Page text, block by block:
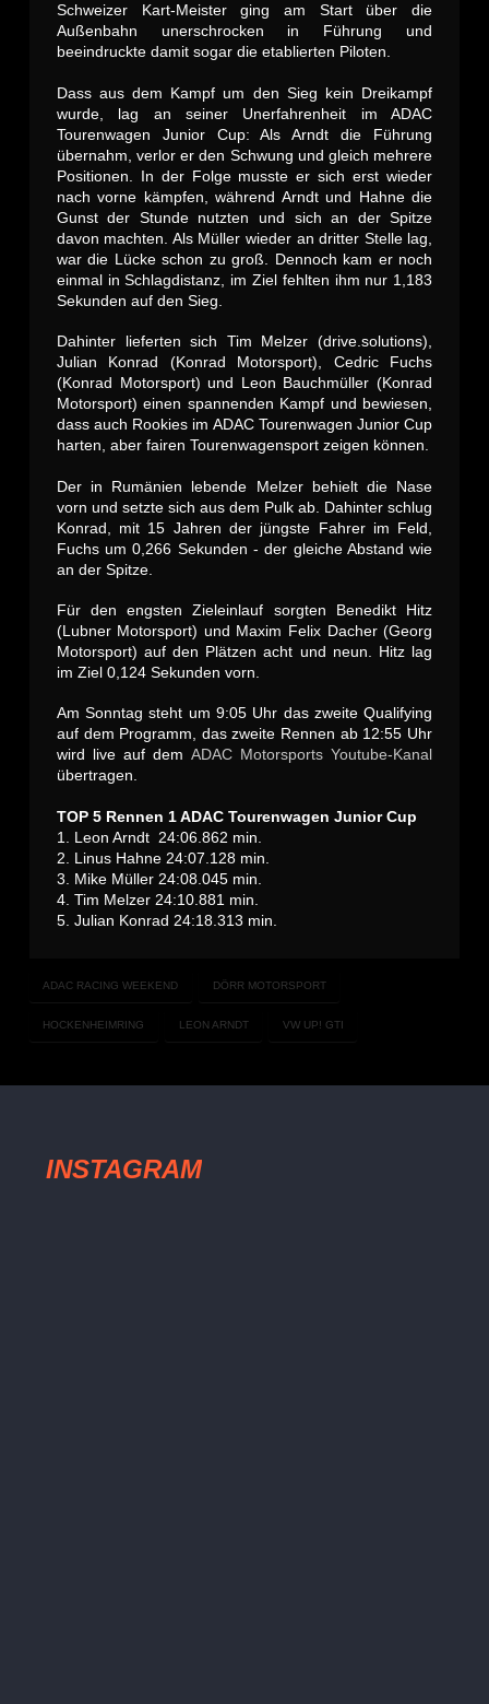
Schweizer Kart-Meister ging am Start über die
Außenbahn unerschrocken in Führung und
beeindruckte damit sogar die etablierten Piloten.
Dass aus dem Kampf um den Sieg kein Dreikampf
wurde, lag an seiner Unerfahrenheit im ADAC
Tourenwagen Junior Cup: Als Arndt die Führung
übernahm, verlor er den Schwung und gleich mehrere
Positionen. In der Folge musste er sich erst wieder
nach vorne kämpfen, während Arndt und Hahne die
Gunst der Stunde nutzten und sich an der Spitze
davon machten. Als Müller wieder an dritter Stelle lag,
war die Lücke schon zu groß. Dennoch kam er noch
einmal in Schlagdistanz, im Ziel fehlten ihm nur 1,183
Sekunden auf den Sieg.
Dahinter lieferten sich Tim Melzer (drive.solutions),
Julian Konrad (Konrad Motorsport), Cedric Fuchs
(Konrad Motorsport) und Leon Bauchmüller (Konrad
Motorsport) einen spannenden Kampf und bewiesen,
dass auch Rookies im ADAC Tourenwagen Junior Cup
harten, aber fairen Tourenwagensport zeigen können.
Der in Rumänien lebende Melzer behielt die Nase
vorn und setzte sich aus dem Pulk ab. Dahinter schlug
Konrad, mit 15 Jahren der jüngste Fahrer im Feld,
Fuchs um 0,266 Sekunden - der gleiche Abstand wie
an der Spitze.
Für den engsten Zieleinlauf sorgten Benedikt Hitz
(Lubner Motorsport) und Maxim Felix Dacher (Georg
Motorsport) auf den Plätzen acht und neun. Hitz lag
im Ziel 0,124 Sekunden vorn.
Am Sonntag steht um 9:05 Uhr das zweite Qualifying
auf dem Programm, das zweite Rennen ab 12:55 Uhr
wird live auf dem ADAC Motorsports Youtube-Kanal
übertragen.
TOP 5 Rennen 1 ADAC Tourenwagen Junior Cup
1. Leon Arndt 24:06.862 min.
2. Linus Hahne 24:07.128 min.
3. Mike Müller 24:08.045 min.
4. Tim Melzer 24:10.881 min.
5. Julian Konrad 24:18.313 min.
ADAC RACING WEEKEND DÖRR MOTORSPORT
HOCKENHEIMRING LEON ARNDT VW UP! GTI
INSTAGRAM